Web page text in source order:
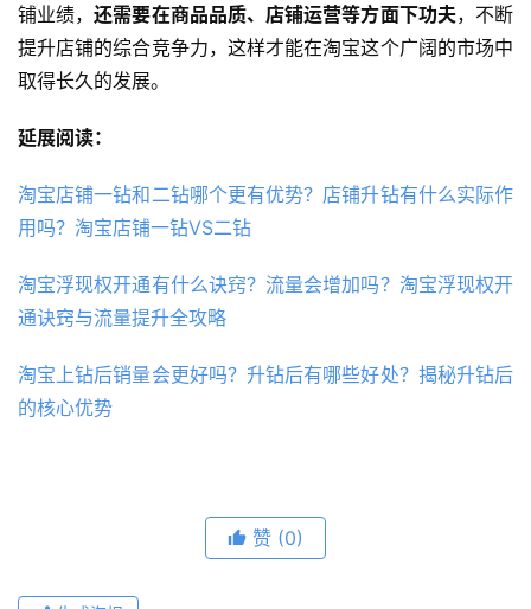
铺业绩，还需要在商品品质、店铺运营等方面下功夫，不断
提升店铺的综合竞争力，这样才能在淘宝这个广阔的市场中
取得长久的发展。
延展阅读：
淘宝店铺一钻和二钻哪个更有优势？店铺升钻有什么实际作
用吗？淘宝店铺一钻VS二钻
淘宝浮现权开通有什么诀窍？流量会增加吗？淘宝浮现权开
通诀窍与流量提升全攻略
淘宝上钻后销量会更好吗？升钻后有哪些好处？揭秘升钻后
的核心优势
赞 (0)